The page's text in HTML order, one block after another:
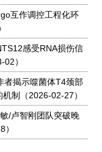
互作调控工程化环
感受RNA损伤信
02）
者揭示噬菌体T4颈部
制
（2026-02-27）
/卢智刚团队突破晚
）